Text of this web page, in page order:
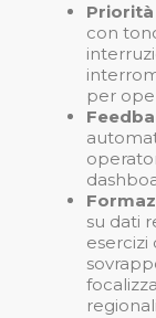
con
per
su dati
esercizi